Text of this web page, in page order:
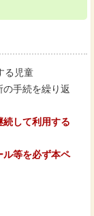
る児童
手続を繰り返
して利用する
等を必ず本ペ